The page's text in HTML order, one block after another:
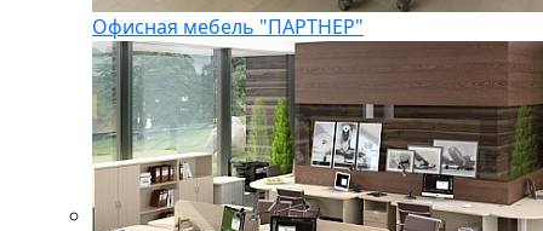
Офисная мебель "ПАРТНЕР"